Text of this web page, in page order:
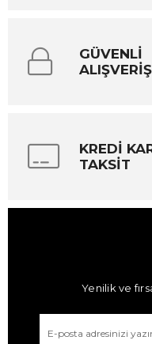
GÜVENLİ
ALIŞVERİŞ
KREDİ
TAKSİT
Yenilik ve